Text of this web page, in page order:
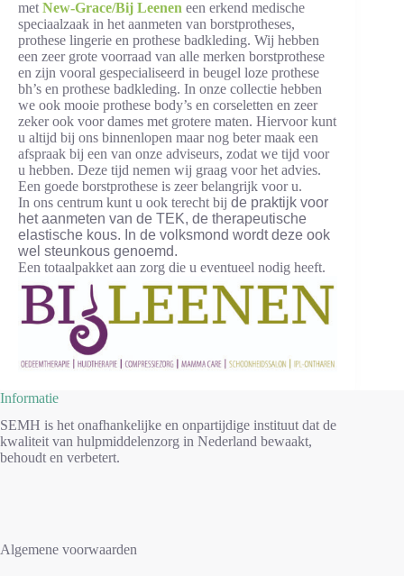
met New-Grace/Bij Leenen een erkend medische
speciaalzaak in het aanmeten van borstprotheses,
prothese lingerie en prothese badkleding. Wij hebben
een zeer grote voorraad van alle merken borstprothese
en zijn vooral gespecialiseerd in beugel loze prothese
bh’s en prothese badkleding. In onze collectie hebben
we ook mooie prothese body’s en corseletten en zeer
zeker ook voor dames met grotere maten. Hiervoor kunt
u altijd bij ons binnenlopen maar nog beter maak een
afspraak bij een van onze adviseurs, zodat we tijd voor
u hebben. Deze tijd nemen wij graag voor het advies.
Een goede borstprothese is zeer belangrijk voor u.
In ons centrum kunt u ook terecht bij de praktijk voor
het aanmeten van de TEK, de therapeutische
elastische kous. In de volksmond wordt deze ook
wel steunkous genoemd.
Een totaalpakket aan zorg die u eventueel nodig heeft.
Informatie
SEMH is het onafhankelijke en onpartijdige instituut dat de
kwaliteit van hulpmiddelenzorg in Nederland bewaakt,
behoudt en verbetert.
Algemene voorwaarden